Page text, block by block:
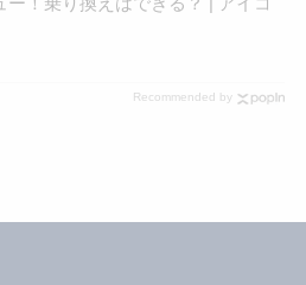
Recommended by